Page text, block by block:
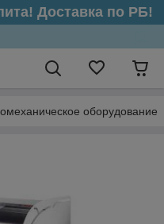
Доставка по РБ!
оборудование